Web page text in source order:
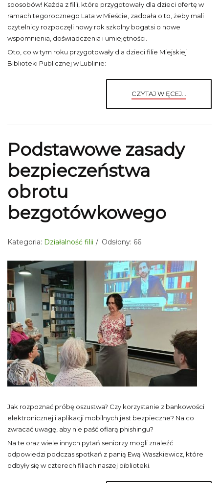
sposobów! Każda z filii, które przygotowały dla dzieci ofertę w
ramach tegorocznego Lata w Mieście, zadbała o to, żeby mali
czytelnicy rozpoczęli nowy rok szkolny bogatsi o nowe
wspomnienia, doświadczenia i umiejętności.
Oto, co w tym roku przygotowały dla dzieci filie Miejskiej
Biblioteki Publicznej w Lublinie:
CZYTAJ WIĘCEJ...
Podstawowe zasady
bezpieczeństwa
obrotu
bezgotówkowego
Kategoria: Działalność filii Odsłony: 66
Jak rozpoznać próbę oszustwa? Czy korzystanie z bankowości
elektronicznej i aplikacji mobilnych jest bezpieczne? Na co
zwracać uwagę, aby nie paść ofiarą phishingu?
Na te oraz wiele innych pytań seniorzy mogli znaleźć
odpowiedzi podczas spotkań z panią Ewą Waszkiewicz, które
odbyły się w czterech filiach naszej biblioteki.